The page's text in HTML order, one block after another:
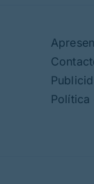
Política